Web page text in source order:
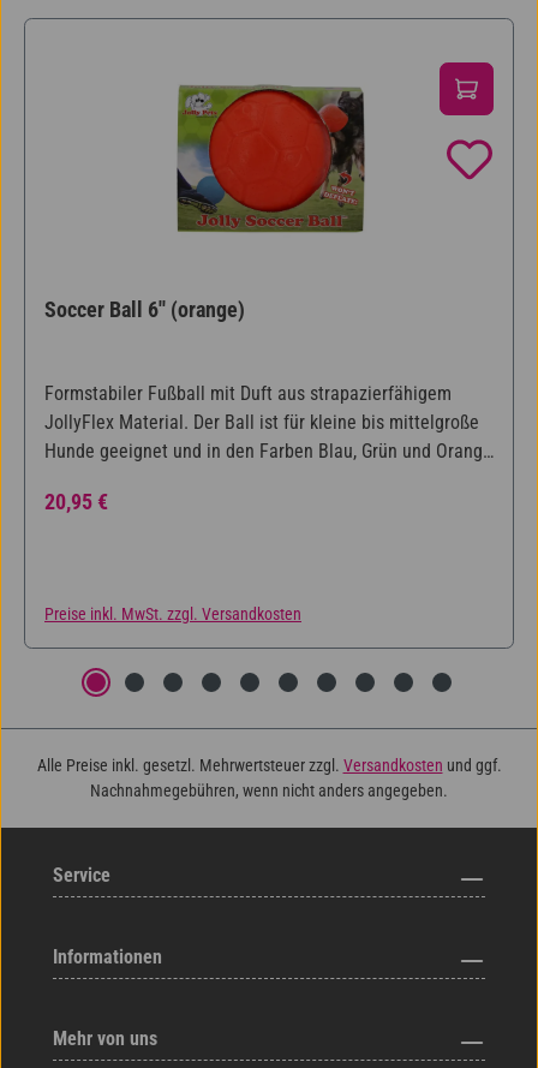
Soccer Ball 6'' (orange)
Formstabiler Fußball mit Duft aus strapazierfähigem
JollyFlex Material. Der Ball ist für kleine bis mittelgroße
Hunde geeignet und in den Farben Blau, Grün und Orange
Regulärer Preis:
20,95 €
Preise inkl. MwSt. zzgl. Versandkosten
Alle Preise inkl. gesetzl. Mehrwertsteuer zzgl. Versandkosten und ggf.
Nachnahmegebühren, wenn nicht anders angegeben.
Service
Informationen
Mehr von uns